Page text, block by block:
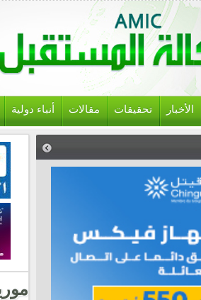
الأخبار تحقيقات مقالات أنباء دولية